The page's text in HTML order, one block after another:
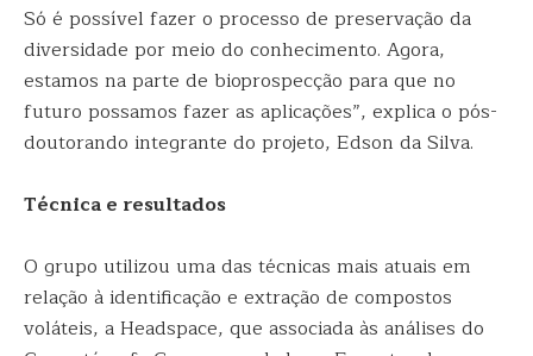
Só é possível fazer o processo de preservação da
diversidade por meio do conhecimento. Agora,
estamos na parte de bioprospecção para que no
futuro possamos fazer as aplicações”, explica o pós-
doutorando integrante do projeto, Edson da Silva.
Técnica e resultados
O grupo utilizou uma das técnicas mais atuais em
relação à identificação e extração de compostos
voláteis, a Headspace, que associada às análises do